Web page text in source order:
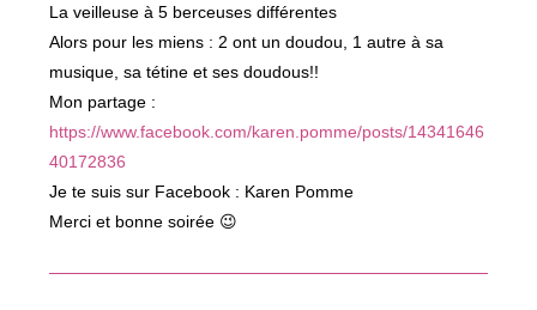
La veilleuse à 5 berceuses différentes
Alors pour les miens : 2 ont un doudou, 1 autre à sa
musique, sa tétine et ses doudous!!
Mon partage :
https://www.facebook.com/karen.pomme/posts/14341646
40172836
Je te suis sur Facebook : Karen Pomme
Merci et bonne soirée 😉